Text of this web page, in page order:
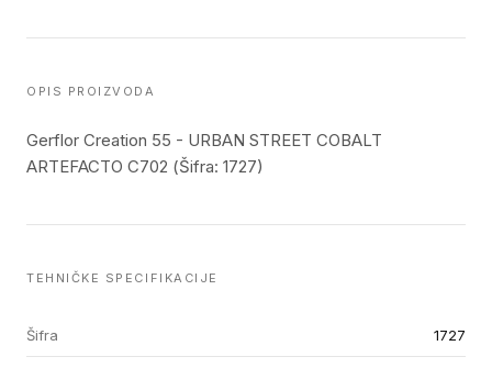
OPIS PROIZVODA
Gerflor Creation 55 - URBAN STREET COBALT
ARTEFACTO C702 (Šifra: 1727)
TEHNIČKE SPECIFIKACIJE
Šifra 1727